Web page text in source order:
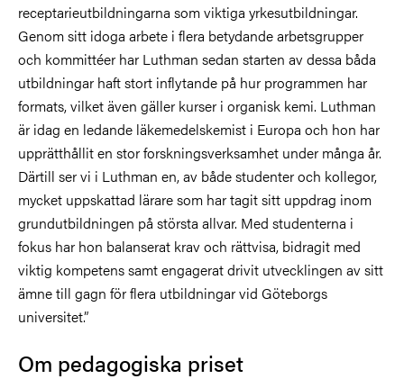
receptarieutbildningarna som viktiga yrkesutbildningar.
Genom sitt idoga arbete i flera betydande arbetsgrupper
och kommittéer har Luthman sedan starten av dessa båda
utbildningar haft stort inflytande på hur programmen har
formats, vilket även gäller kurser i organisk kemi. Luthman
är idag en ledande läkemedelskemist i Europa och hon har
upprätthållit en stor forskningsverksamhet under många år.
Därtill ser vi i Luthman en, av både studenter och kollegor,
mycket uppskattad lärare som har tagit sitt uppdrag inom
grundutbildningen på största allvar. Med studenterna i
fokus har hon balanserat krav och rättvisa, bidragit med
viktig kompetens samt engagerat drivit utvecklingen av sitt
ämne till gagn för flera utbildningar vid Göteborgs
universitet.”
Om pedagogiska priset